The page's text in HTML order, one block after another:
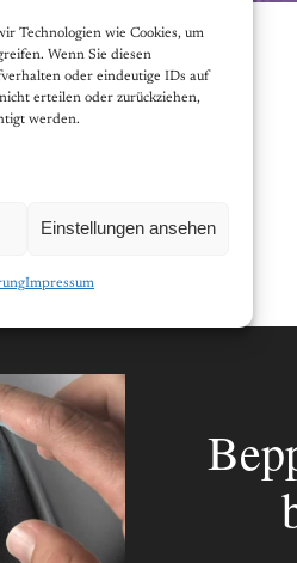
Technologien wie Cookies, um
Wenn Sie diesen
oder eindeutige IDs auf
erteilen oder zurückziehen,
werden.
Einstellungen ansehen
Impressum